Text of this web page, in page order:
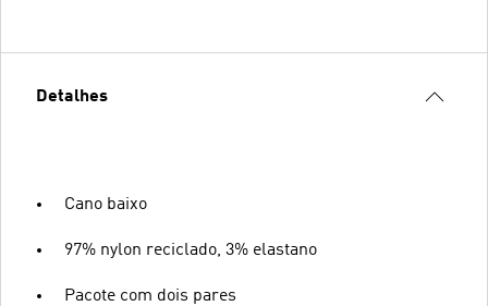
Detalhes
Cano baixo
97% nylon reciclado, 3% elastano
Pacote com dois pares